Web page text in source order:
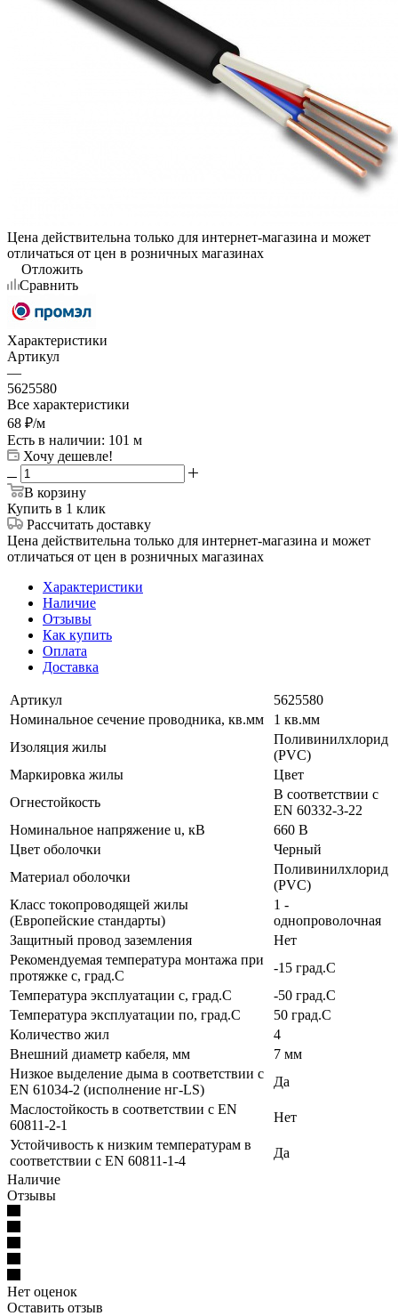
Цена действительна только для интернет-магазина и может
отличаться от цен в розничных магазинах
Отложить
Сравнить
Характеристики
Артикул
—
5625580
Все характеристики
68 ₽/м
Есть в наличии: 101 м
Хочу дешевле!
В корзину
Купить в 1 клик
Рассчитать доставку
Цена действительна только для интернет-магазина и может
отличаться от цен в розничных магазинах
Характеристики
Наличие
Отзывы
Как купить
Оплата
Доставка
Артикул
5625580
Номинальное сечение проводника, кв.мм
1 кв.мм
Изоляция жилы
Поливинилхлорид
(PVC)
Маркировка жилы
Цвет
Огнестойкость
В соответствии с
EN 60332-3-22
Номинальное напряжение u, кВ
660 В
Цвет оболочки
Черный
Материал оболочки
Поливинилхлорид
(PVC)
Класс токопроводящей жилы
(Европейские стандарты)
1 -
однопроволочная
Защитный провод заземления
Нет
Рекомендуемая температура монтажа при
протяжке с, град.C
-15 град.C
Температура эксплуатации с, град.C
-50 град.C
Температура эксплуатации по, град.C
50 град.C
Количество жил
4
Внешний диаметр кабеля, мм
7 мм
Низкое выделение дыма в соответствии с
EN 61034-2 (исполнение нг-LS)
Да
Маслостойкость в соответствии с EN
60811-2-1
Нет
Устойчивость к низким температурам в
соответствии с EN 60811-1-4
Да
Наличие
Отзывы
Нет оценок
Оставить отзыв